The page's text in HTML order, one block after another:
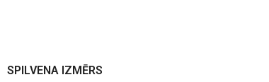
SPILVENA IZMĒRS